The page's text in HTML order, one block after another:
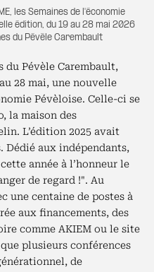
les Semaines de l'économie
édition, du 19 au 28 mai 2026
du Pévèle Carembault
du Pévèle Carembault,
28 mai, une nouvelle
Pévèloise. Celle-ci se
la maison des
L’édition 2025 avait
Dédié aux indépendants,
année à l’honneur le
de regard !". Au
une centaine de postes à
aux financements, des
comme AKIEM ou le site
plusieurs conférences
de